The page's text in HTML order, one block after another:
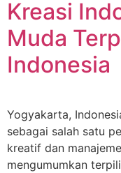
Kreasi
Muda
Indonesia
Yogyakarta,
sebagai salah satu
kreatif dan
mengumumkan